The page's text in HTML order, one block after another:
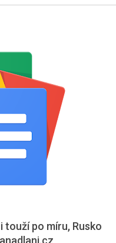
touží po míru, Rusko